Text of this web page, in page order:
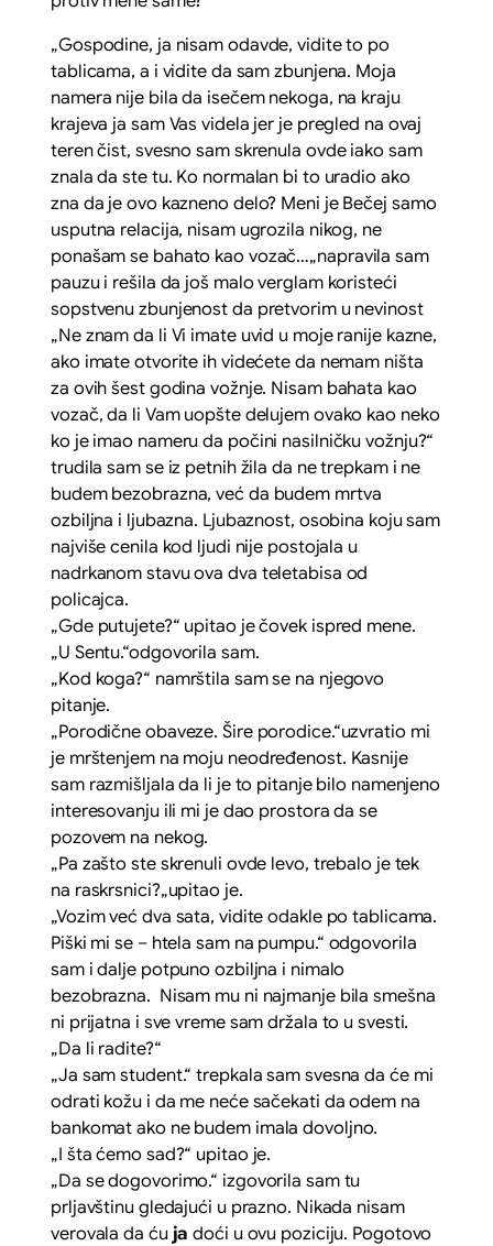
„Gospodine, ja nisam odavde, vidite to po
tablicama, a i vidite da sam zbunjena. Moja
namera nije bila da isečem nekoga, na kraju
krajeva ja sam Vas videla jer je pregled na ovaj
teren čist, svesno sam skrenula ovde iako sam
znala da ste tu. Ko normalan bi to uradio ako
zna da je ovo kazneno delo? Meni je Bečej samo
usputna relacija, nisam ugrozila nikog, ne
ponašam se bahato kao vozač…„napravila sam
pauzu i rešila da još malo verglam koristeći
sopstvenu zbunjenost da pretvorim u nevinost
„Ne znam da li Vi imate uvid u moje ranije kazne,
ako imate otvorite ih videćete da nemam ništa
za ovih šest godina vožnje. Nisam bahata kao
vozač, da li Vam uopšte delujem ovako kao neko
ko je imao nameru da počini nasilničku vožnju?“
trudila sam se iz petnih žila da ne trepkam i ne
budem bezobrazna, već da budem mrtva
ozbiljna i ljubazna. Ljubaznost, osobina koju sam
najviše cenila kod ljudi nije postojala u
nadrkanom stavu ova dva teletabisa od
policajca.
„Gde putujete?“ upitao je čovek ispred mene.
„U Sentu.“odgovorila sam.
„Kod koga?“ namrštila sam se na njegovo
pitanje.
„Porodične obaveze. Šire porodice.“uzvratio mi
je mrštenjem na moju neodređenost. Kasnije
sam razmišljala da li je to pitanje bilo namenjeno
interesovanju ili mi je dao prostora da se
pozovem na nekog.
„Pa zašto ste skrenuli ovde levo, trebalo je tek
na raskrsnici?„upitao je.
„Vozim već dva sata, vidite odakle po tablicama.
Piški mi se – htela sam na pumpu.“ odgovorila
sam i dalje potpuno ozbiljna i nimalo
bezobrazna. Nisam mu ni najmanje bila smešna
ni prijatna i sve vreme sam držala to u svesti.
„Da li radite?“
„Ja sam student.“trepkala sam svesna da će mi
odrati kožu i da me neće sačekati da odem na
bankomat ako ne budem imala dovoljno.
„I šta ćemo sad?“ upitao je.
„Da se dogovorimo.“ izgovorila sam tu
prljavštinu gledajući u prazno. Nikada nisam
verovala da ćujadoći u ovu poziciju. Pogotovo